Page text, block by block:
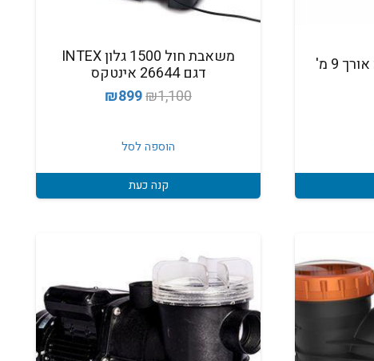
משאבת חול 1500 גלון INTEX
דגם 26644 אינטקס
₪1,100
המחיר
היה:
₪899
המחיר
הוספה לסל
קנה כעת